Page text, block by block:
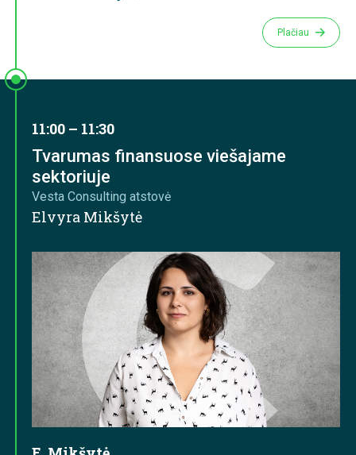
Plačiau
11:00 – 11:30
Tvarumas finansuose viešajame
sektoriuje
Vesta Consulting atstovė
Elvyra Mikšytė